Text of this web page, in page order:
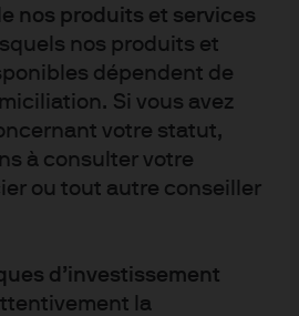
nos produits et services
nos produits et
dépendent de
Si vous avez
votre statut,
à consulter votre
ou tout autre conseiller
d’investissement
la
ne reflètent pas
de J.P.Morgan Asset
contraire, toutes les
opinions,
tendances des marchés
et stratégies
dans le présent
de J.P. Morgan Asset
de publication du présent
réputées fiables à la date de
être modifiées sans que
et les revenus qui en
en fonction des
et que les investisseurs ne